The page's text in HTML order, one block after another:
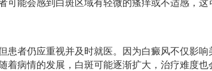
可能会感到白斑区域有轻微的瘙痒或不适感，
患者仍应重视并及时就医。因为白癜风不仅影
着病情的发展，白斑可能逐渐扩大，治疗难度也